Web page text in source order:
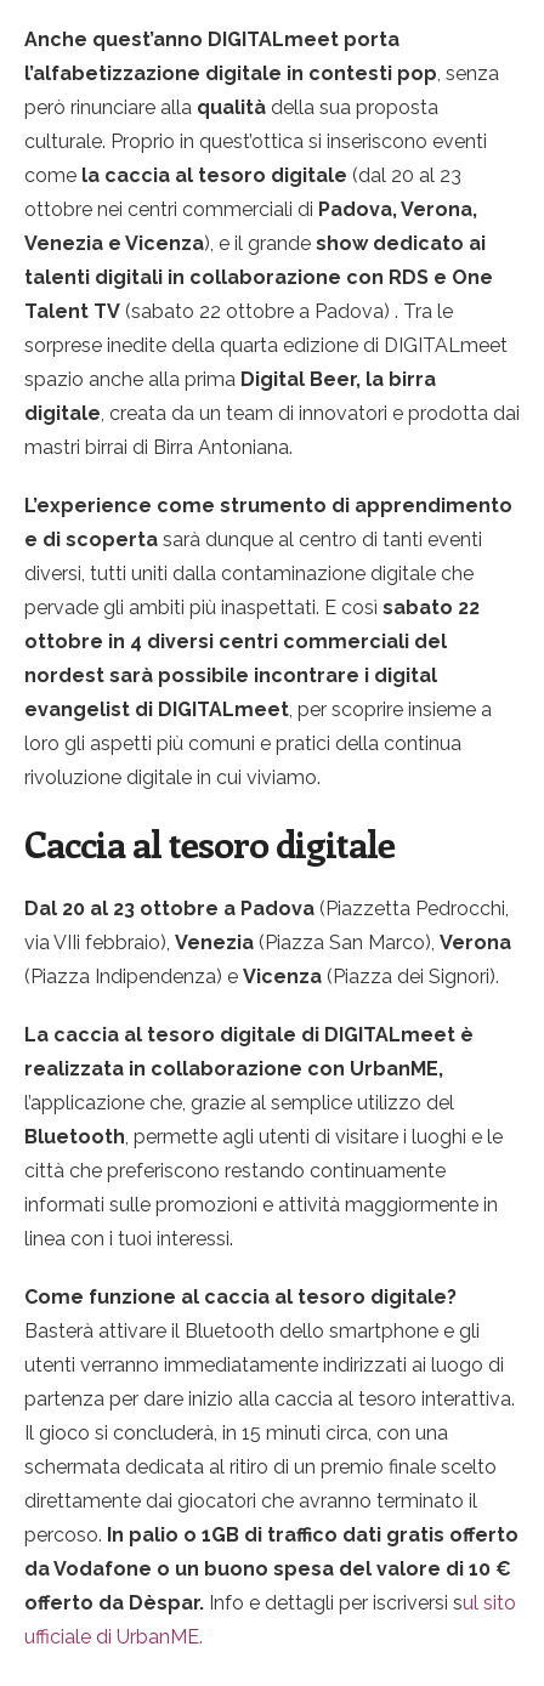
Anche quest’anno DIGITALmeet porta
l’alfabetizzazione digitale in contesti pop, senza
però rinunciare alla qualità della sua proposta
culturale. Proprio in quest’ottica si inseriscono eventi
come la caccia al tesoro digitale (dal 20 al 23
ottobre nei centri commerciali di Padova, Verona,
Venezia e Vicenza), e il grande show dedicato ai
talenti digitali in collaborazione con RDS e One
Talent TV (sabato 22 ottobre a Padova) . Tra le
sorprese inedite della quarta edizione di DIGITALmeet
spazio anche alla prima Digital Beer, la birra
digitale, creata da un team di innovatori e prodotta dai
mastri birrai di Birra Antoniana.
L’experience come strumento di apprendimento
e di scoperta sarà dunque al centro di tanti eventi
diversi, tutti uniti dalla contaminazione digitale che
pervade gli ambiti più inaspettati. E così sabato 22
ottobre in 4 diversi centri commerciali del
nordest sarà possibile incontrare i digital
evangelist di DIGITALmeet, per scoprire insieme a
loro gli aspetti più comuni e pratici della continua
rivoluzione digitale in cui viviamo.
Caccia al tesoro digitale
Dal 20 al 23 ottobre a Padova (Piazzetta Pedrocchi,
via VIIi febbraio), Venezia (Piazza San Marco), Verona
(Piazza Indipendenza) e Vicenza (Piazza dei Signori).
La caccia al tesoro digitale di DIGITALmeet è
realizzata in collaborazione con UrbanME,
l’applicazione che, grazie al semplice utilizzo del
Bluetooth, permette agli utenti di visitare i luoghi e le
città che preferiscono restando continuamente
informati sulle promozioni e attività maggiormente in
linea con i tuoi interessi.
Come funzione al caccia al tesoro digitale?
Basterà attivare il Bluetooth dello smartphone e gli
utenti verranno immediatamente indirizzati ai luogo di
partenza per dare inizio alla caccia al tesoro interattiva.
Il gioco si concluderà, in 15 minuti circa, con una
schermata dedicata al ritiro di un premio finale scelto
direttamente dai giocatori che avranno terminato il
percoso. In palio o 1GB di traffico dati gratis offerto
da Vodafone o un buono spesa del valore di 10 €
offerto da Dèspar. Info e dettagli per iscriversi sul sito
ufficiale di UrbanME.